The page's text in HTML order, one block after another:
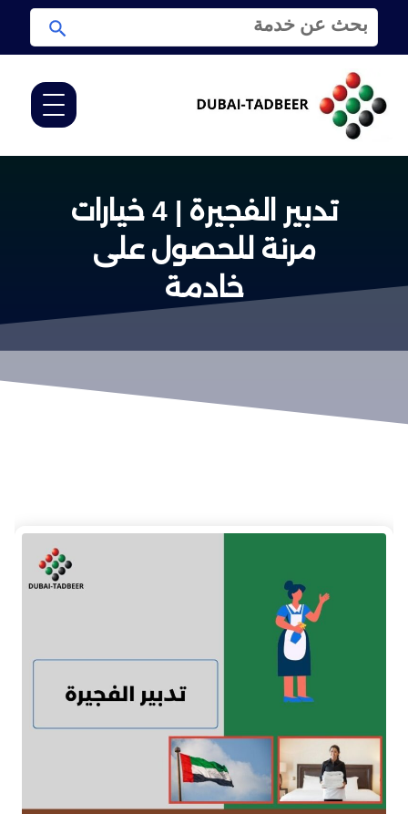
ب
ث
ع
:
ب
ح
ث
تدبير الفجيرة | 4 خيارات
مرنة للحصول على
خادمة